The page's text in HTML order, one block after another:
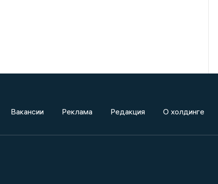
Вакансии Реклама Редакция О холдинге